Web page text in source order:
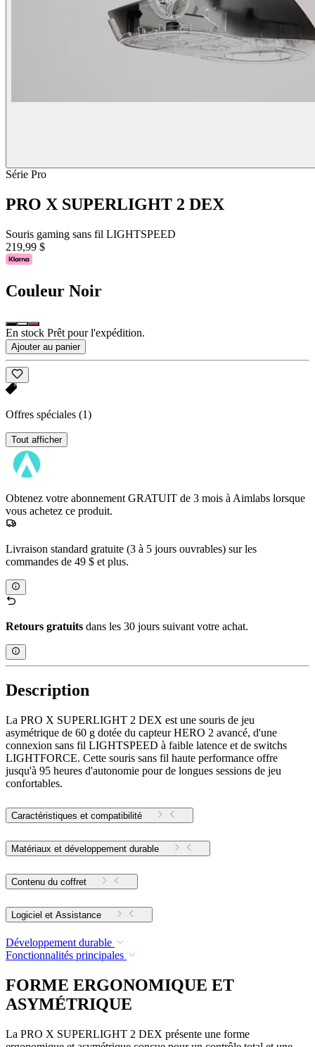
Série Pro
PRO X SUPERLIGHT 2 DEX
Souris gaming sans fil LIGHTSPEED
219,99 $
Couleur Noir
En stock Prêt pour l'expédition.
Ajouter au panier
Offres spéciales (1)
Tout afficher
Obtenez votre abonnement GRATUIT de 3 mois à Aimlabs lorsque
vous achetez ce produit.
Livraison standard gratuite (3 à 5 jours ouvrables) sur les
commandes de 49 $ et plus.
Retours gratuits dans les 30 jours suivant votre achat.
Description
La PRO X SUPERLIGHT 2 DEX est une souris de jeu
asymétrique de 60 g dotée du capteur HERO 2 avancé, d'une
connexion sans fil LIGHTSPEED à faible latence et de switchs
LIGHTFORCE. Cette souris sans fil haute performance offre
jusqu'à 95 heures d'autonomie pour de longues sessions de jeu
confortables.
Caractéristiques et compatibilité
Matériaux et développement durable
Contenu du coffret
Logiciel et Assistance
Développement durable
Fonctionnalités principales
FORME ERGONOMIQUE ET
ASYMÉTRIQUE
La PRO X SUPERLIGHT 2 DEX présente une forme